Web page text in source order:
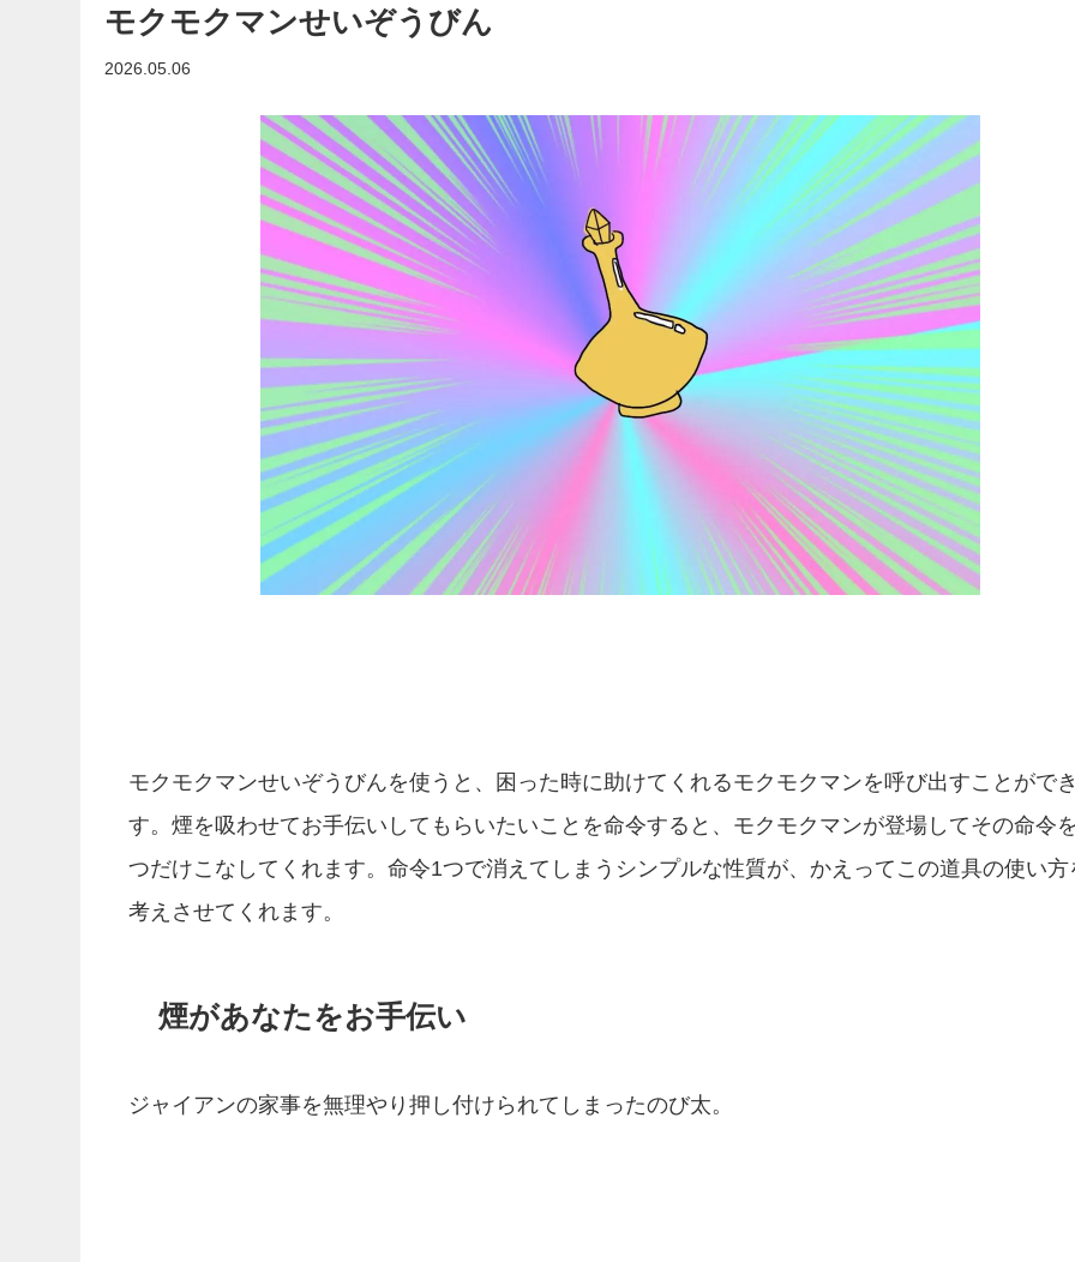
モクモクマンせいぞうびん
2026.05.06
モクモクマンせいぞうびんを使うと、困った時に助けてくれるモクモクマンを呼び出すことがで
す。煙を吸わせてお手伝いしてもらいたいことを命令すると、モクモクマンが登場してその命令
つだけこなしてくれます。命令1つで消えてしまうシンプルな性質が、かえってこの道具の使い方
考えさせてくれます。
煙があなたをお手伝い
ジャイアンの家事を無理やり押し付けられてしまったのび太。